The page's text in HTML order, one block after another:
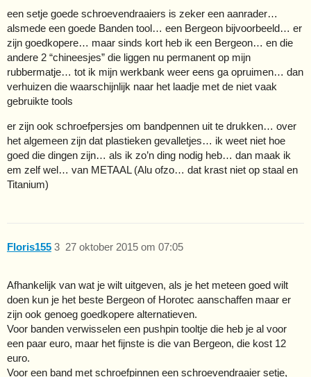
een setje goede schroevendraaiers is zeker een aanrader…
alsmede een goede Banden tool… een Bergeon bijvoorbeeld… er
zijn goedkopere… maar sinds kort heb ik een Bergeon… en die
andere 2 “chineesjes” die liggen nu permanent op mijn
rubbermatje… tot ik mijn werkbank weer eens ga opruimen… dan
verhuizen die waarschijnlijk naar het laadje met de niet vaak
gebruikte tools
er zijn ook schroefpersjes om bandpennen uit te drukken… over
het algemeen zijn dat plastieken gevalletjes… ik weet niet hoe
goed die dingen zijn… als ik zo’n ding nodig heb… dan maak ik
em zelf wel… van METAAL (Alu ofzo… dat krast niet op staal en
Titanium)
Floris155 27 oktober 2015 om 07:05
3
Afhankelijk van wat je wilt uitgeven, als je het meteen goed wilt
doen kun je het beste Bergeon of Horotec aanschaffen maar er
zijn ook genoeg goedkopere alternatieven.
Voor banden verwisselen een pushpin tooltje die heb je al voor
een paar euro, maar het fijnste is die van Bergeon, die kost 12
euro.
Voor een band met schroefpinnen een schroevendraaier setje,